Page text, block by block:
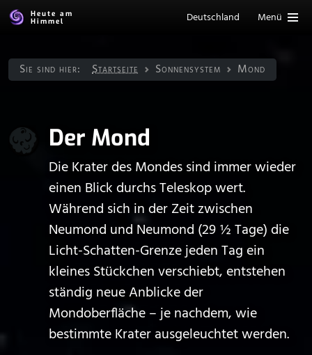
Heute am
Himmel
Deutschland Menü
Sie sind hier: Startseite Sonnen­system Mond
Der Mond
Die Krater des Mondes sind immer wieder
einen Blick durchs Teleskop wert.
Während sich in der Zeit zwischen
Neumond und Neumond (29 ½ Tage) die
Licht-Schatten-Grenze jeden Tag ein
kleines Stückchen verschiebt, entstehen
ständig neue Anblicke der
Mondoberfläche – je nachdem, wie
bestimmte Krater ausgeleuchtet werden.